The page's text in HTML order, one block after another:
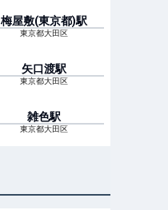
梅屋敷(東京都)駅
東京都大田区
矢口渡駅
東京都大田区
雑色駅
東京都大田区